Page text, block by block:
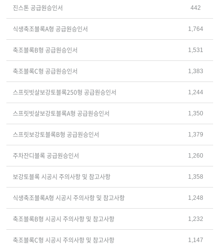
진스톤 공급원승인서 442
식생축조블록A형 공급원승인서 1,764
축조블록B형 공급원승인서 1,531
축조블록C형 공급원승인서 1,383
스프릿빗살보강토블록250형 공급원승인서 1,244
스프릿빗살보강토블록A형 공급원승인서 1,350
스프릿보강토블록B형 공급원승인서 1,379
주차잔디블록 공급원승인서 1,260
보강토블록 시공시 주의사항 및 참고사항 1,358
식생축조블록A형 시공시 주의사항 및 참고사항 1,248
축조블록B형 시공시 주의사항 및 참고사항 1,232
축조블록C형 시공시 주의사항 및 참고사항 1,147